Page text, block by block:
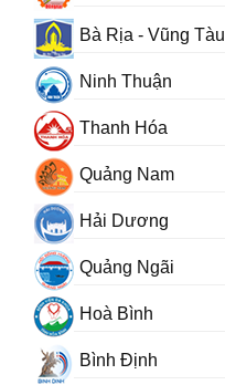
Bà Rịa - Vũng Tàu
Ninh Thuận
Thanh Hóa
Quảng Nam
Hải Dương
Quảng Ngãi
Hoà Bình
Bình Định